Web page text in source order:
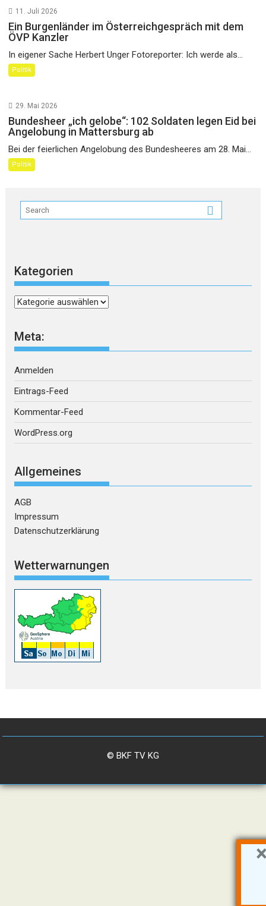
11. Juli 2026
Ein Burgenländer im Österreichgespräch mit dem
ÖVP Kanzler
In eigener Sache Herbert Unger Fotoreporter: Ich werde als...
Politik
29. Mai 2026
Bundesheer „ich gelobe“: 102 Soldaten legen Eid bei
Angelobung in Mattersburg ab
Bei der feierlichen Angelobung des Bundesheeres am 28. Mai...
Politik
Kategorien
Kategorien
Meta:
Anmelden
Eintrags-Feed
Kommentar-Feed
WordPress.org
Allgemeines
AGB
Impressum
Datenschutzerklärung
Wetterwarnungen
© BKF TV KG